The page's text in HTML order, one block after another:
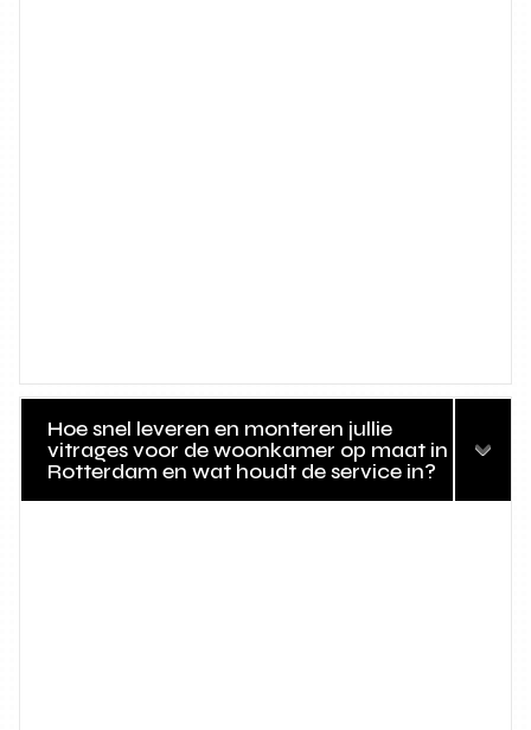
Hoe snel leveren en monteren jullie
vitrages voor de woonkamer op maat in
Rotterdam en wat houdt de service in?